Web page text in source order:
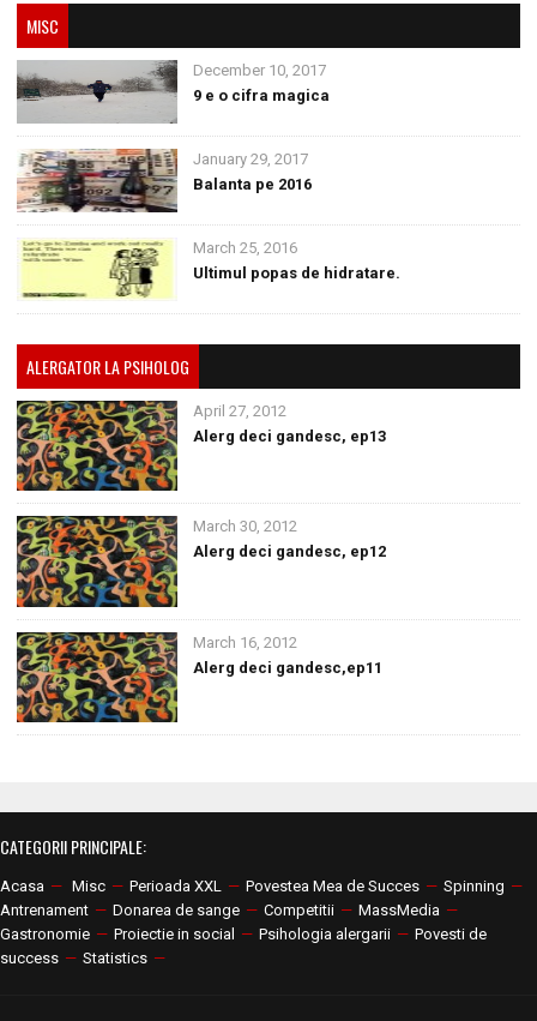
MISC
December 10, 2017
9 e o cifra magica
January 29, 2017
Balanta pe 2016
March 25, 2016
Ultimul popas de hidratare.
ALERGATOR LA PSIHOLOG
April 27, 2012
Alerg deci gandesc, ep13
March 30, 2012
Alerg deci gandesc, ep12
March 16, 2012
Alerg deci gandesc,ep11
CATEGORII PRINCIPALE:
Acasa — Misc — Perioada XXL — Povestea Mea de Succes — Spinning —
Antrenament — Donarea de sange — Competitii — MassMedia —
Gastronomie — Proiectie in social — Psihologia alergarii — Povesti de
success — Statistics —